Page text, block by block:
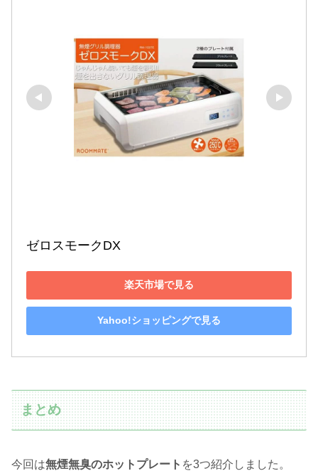
ゼロスモークDX
楽天市場で見る
Yahoo!ショッピングで見る
まとめ
今回は無煙無臭のホットプレート を3つ紹介しました。